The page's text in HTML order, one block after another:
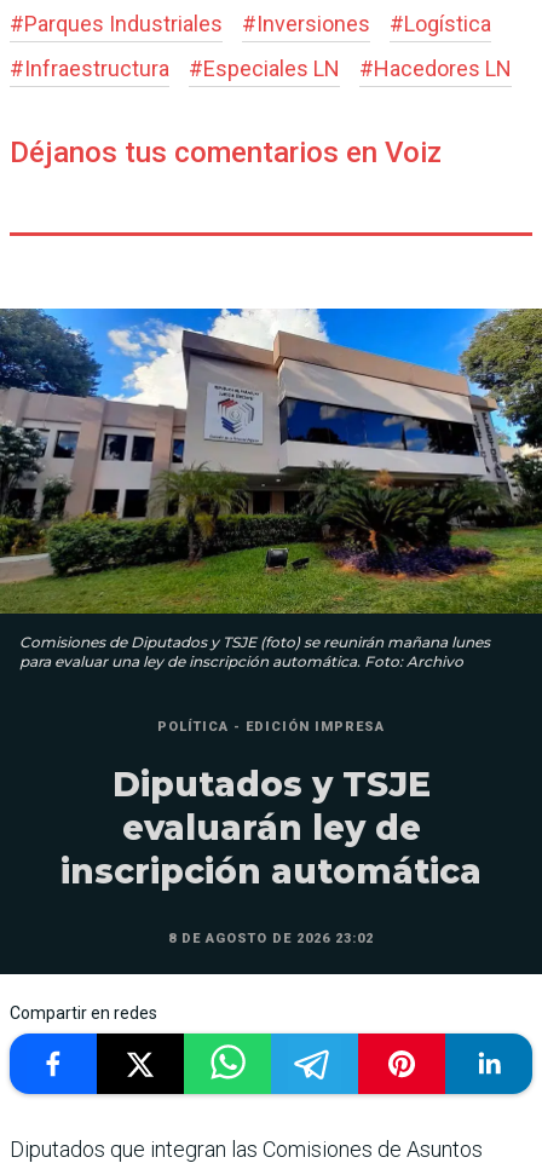
#Parques Industriales #Inversiones #Logística
#Infraestructura #Especiales LN #Hacedores LN
Déjanos tus comentarios en Voiz
Comisiones de Diputados y TSJE (foto) se reunirán mañana lunes
para evaluar una ley de inscripción automática. Foto: Archivo
POLÍTICA - EDICIÓN IMPRESA
Diputados y TSJE
evaluarán ley de
inscripción automática
8 DE AGOSTO DE 2026 23:02
Compartir en redes
Diputados que integran las Comisiones de Asuntos